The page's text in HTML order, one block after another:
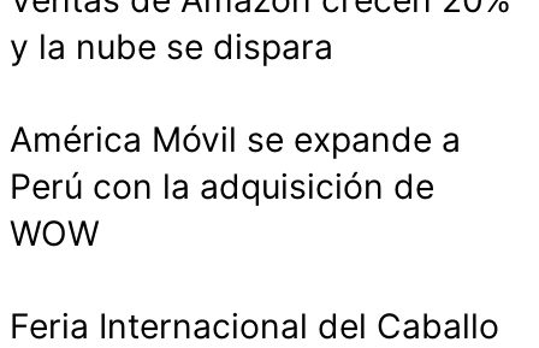
y la nube se dispara
América Móvil se expande a
Perú con la adquisición de
WOW
Feria Internacional del Caballo